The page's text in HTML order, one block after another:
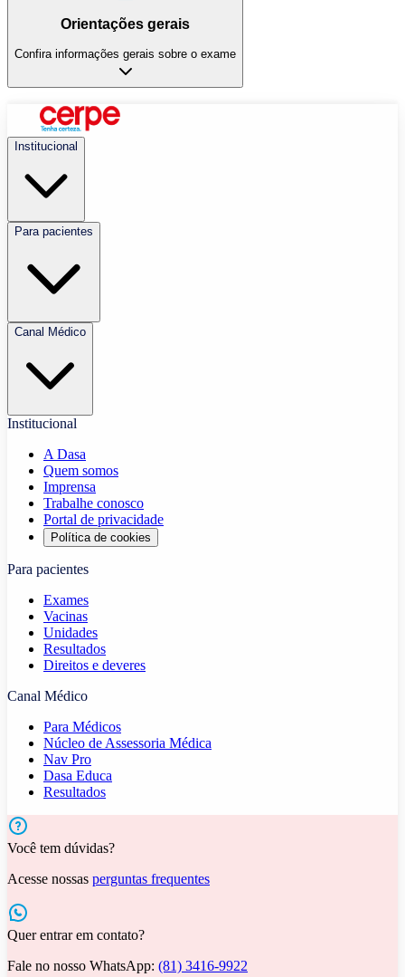
Orientações gerais
Confira informações gerais sobre o exame
Institucional
Para pacientes
Canal Médico
Institucional
A Dasa
Quem somos
Imprensa
Trabalhe conosco
Portal de privacidade
Política de cookies
Para pacientes
Exames
Vacinas
Unidades
Resultados
Direitos e deveres
Canal Médico
Para Médicos
Núcleo de Assessoria Médica
Nav Pro
Dasa Educa
Resultados
Você tem dúvidas?
Acesse nossas perguntas frequentes
Quer entrar em contato?
Fale no nosso WhatsApp: (81) 3416-9922